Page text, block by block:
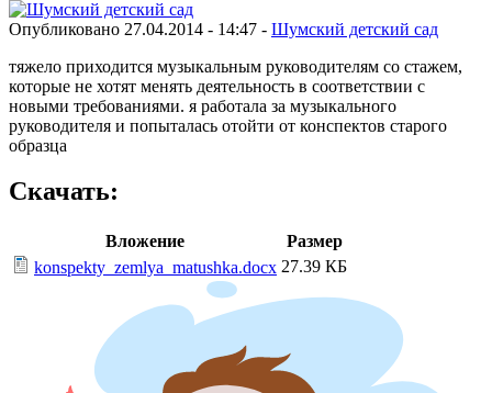
Опубликовано 27.04.2014 - 14:47 - Шумский детский сад
тяжело приходится музыкальным руководителям со стажем,
которые не хотят менять деятельность в соответствии с
новыми требованиями. я работала за музыкального
руководителя и попыталась отойти от конспектов старого
образца
Скачать:
Вложение
Размер
konspekty_zemlya_matushka.docx 27.39 КБ